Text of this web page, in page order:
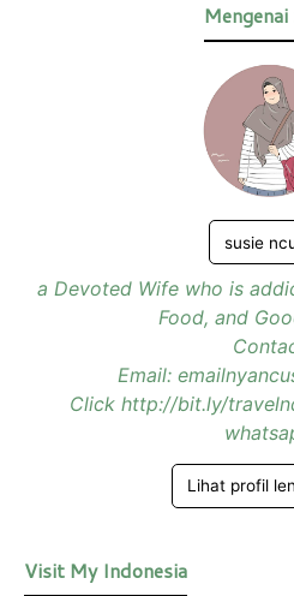
Mengenai
susie
a Devoted Wife who is
Food, and
Email:
Click http://bit.ly/
Lihat profil
Visit My Indonesia